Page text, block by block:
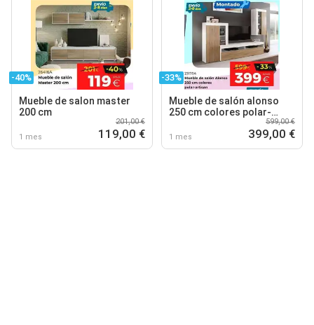
-40%
Mueble de salon master
200 cm
1 mes
201,00 €
119,00 €
-33%
Mueble de salón alonso
250 cm colores polar-
1 mes
599,00 €
399,00 €